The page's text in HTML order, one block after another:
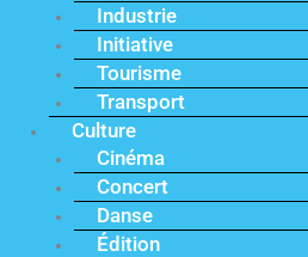
Industrie
Initiative
Tourisme
Transport
Culture
Cinéma
Concert
Danse
Édition